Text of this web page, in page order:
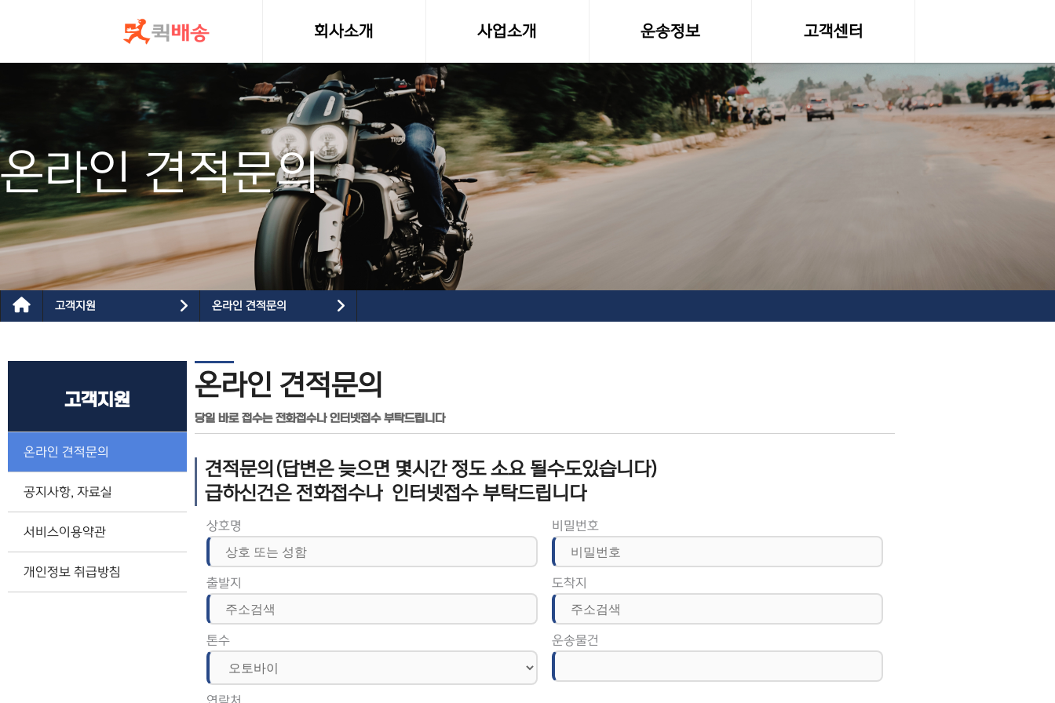
회사소개
인사말
사업소개
소형화물(다마스,라보)
전국화물운송
오토바이퀵사업부
전국당일연계배송
운송정보
화물차량제원
전국화물 운송료조회
화물운송 이용약관
고객센터
온라인 견적문의
공지사항, 자료실
온라인 견적문의
고객지원 온라인 견적문의
고객지원
온라인 견적문의
공지사항, 자료실
서비스이용약관
개인정보 취급방침
온라인 견적문의
당일 바로 접수는 전화접수나 인터넷접수 부탁드립니다
견적문의(답변은 늦으면 몇시간 정도 소요 될수도있습니다)
급하신건은 전화접수나 인터넷접수 부탁드립니다
상호명 비밀번호
출발지 도착지
톤수 운송물건